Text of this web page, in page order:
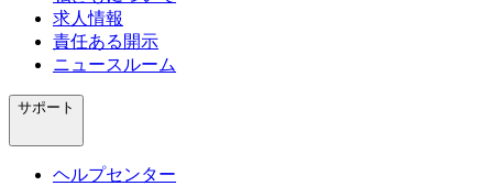
求人情報
責任ある開示
ニュースルーム
サポート
ヘルプセンター